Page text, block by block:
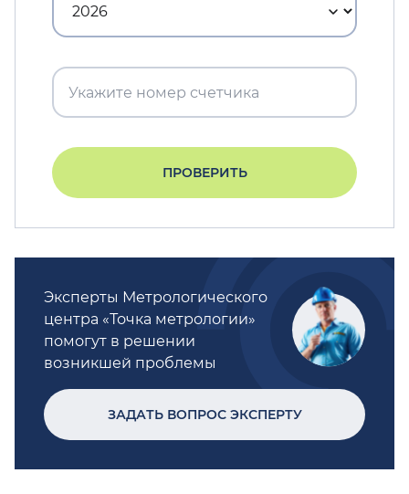
ПРОВЕРИТЬ
Эксперты Метрологического
центра «Точка метрологии»
помогут в решении
возникшей проблемы
ЗАДАТЬ ВОПРОС ЭКСПЕРТУ